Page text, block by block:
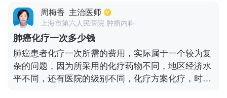
较多，常用的药物有易瑞沙，特罗凯。它们每个疗程
的费用也差不多，一般特罗凯一天服用1粒，一周7
粒，一个月需要四盒药，也就是说一个月大概需要五
千元。现在医保一般可以报销一半左右。除了这两种
药，还可以使用贝伐单抗或克唑替尼等药物，但是这
两种药的费用偏贵。另外还可以选择进口或印度仿制
药，一般原研进口靶向药费用会高一点，但是药效可
周梅香 主治医师
上海市第六人民医院 肿瘤内科
肺癌化疗一次多少钱
肺癌患者化疗一次所需的费用，实际属于一个较为复
杂的问题，因为所采用的化疗药物不同，地区经济水
平不同，还有医院的级别不同，化疗方案化疗，时间